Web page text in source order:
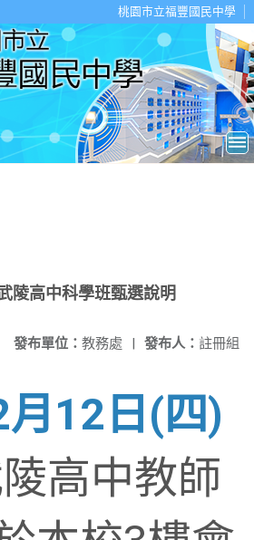
桃園市立福豐國民中學
陵高中科學班甄選說明
發布人： 註冊組
發布單位： 教務處 |
月12日(四)
高中教師